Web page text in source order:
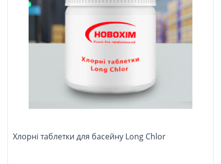
Хлорні таблетки для басейну Long Chlor